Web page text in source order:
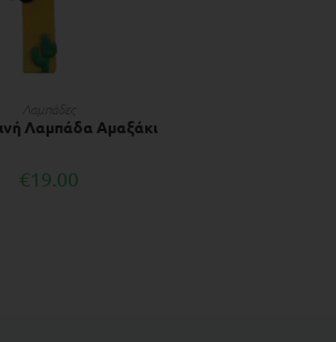
Λαμπάδα Αμαξάκι
€19.00